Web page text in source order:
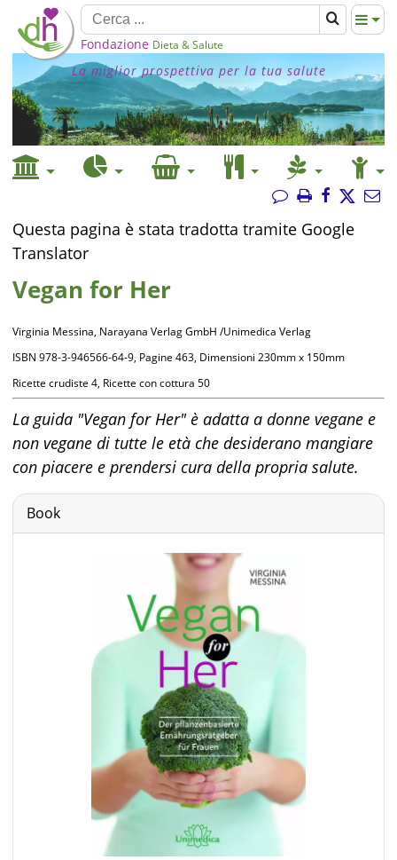
Fondazione Dieta & Salute
La miglior prospettiva per la tua salute
Questa pagina è stata tradotta tramite Google
Translator
Vegan for Her
Virginia Messina, Narayana Verlag GmbH /Unimedica Verlag
ISBN 978-3-946566-64-9, Pagine 463, Dimensioni 230mm x 150mm
Ricette crudiste 4, Ricette con cottura 50
La guida "Vegan for Her" è adatta a donne vegane e
non vegane di tutte le età che desiderano mangiare
con piacere e prendersi cura della propria salute.
Book